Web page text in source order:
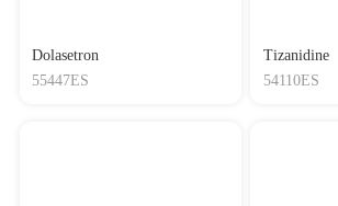
Dolasetron
55447ES
Tizanidine
54110ES